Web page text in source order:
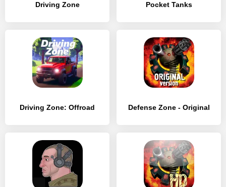
Driving Zone Pocket Tanks
Driving Zone: Offroad Defense Zone - Original